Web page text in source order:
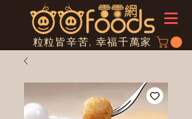
粒粒皆辛苦, 幸福千萬家